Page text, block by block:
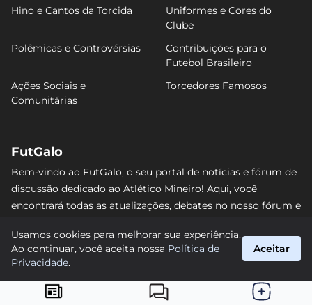
Hino e Cantos da Torcida
Uniformes e Cores do
Clube
Polêmicas e Controvérsias
Contribuições para o
Futebol Brasileiro
Ações Sociais e
Comunitárias
Torcedores Famosos
FutGalo
Bem-vindo ao FutGalo, o seu portal de notícias e fórum de
discussão dedicado ao Atlético Mineiro! Aqui, você
encontrará todas as atualizações, debates no nosso fórum e
e junte-se à comunidade alvinegra mais vibrante da
internet! #AtléticoMineiro #FutGalo
© 2026 FutGalo. Todos os direitos reservados.
Usamos cookies para melhorar sua experiência.
Ao continuar, você aceita nossa Política de
Privacidade.
Aceitar